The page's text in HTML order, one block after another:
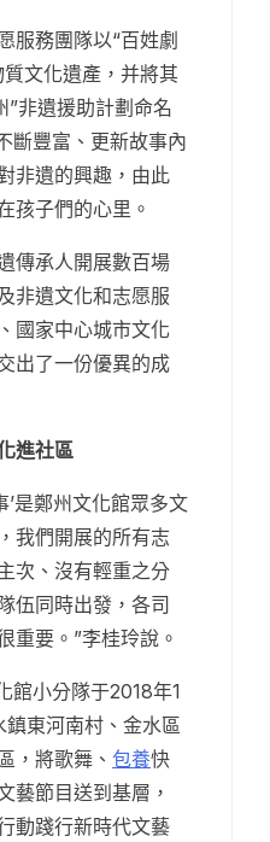
服務團隊以“百姓劇
文化遺產，并將其
”非遺援助計劃命名
斷豐富、更新故事內
非遺的興趣，由此
孩子們的心里。
傳承人開展數百場
非遺文化和志愿服
國家中心城市文化
出了一份優異的成
進社區
’是鄭州文化館眾多文
我們開展的所有志
次、沒有輕重之分
伍同時出發，各司
重要。”李桂玲說。
館小分隊于2018年1
東河南村、金水區
，將歌舞、 包養快
藝節目送到基層，
動踐行新時代文藝